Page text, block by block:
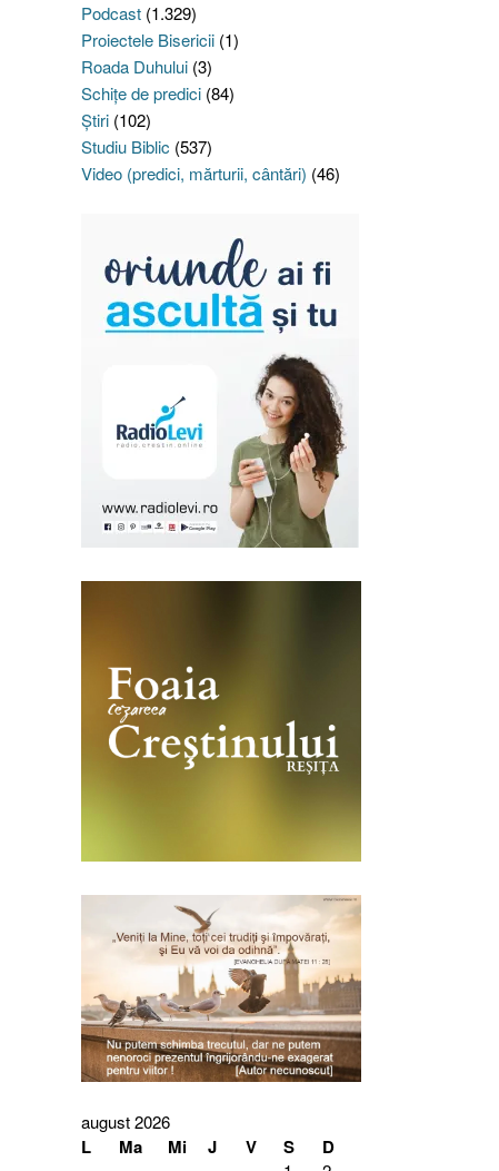
Podcast(1.329)
Proiectele Bisericii(1)
Roada Duhului(3)
Schiţe de predici(84)
Ştiri(102)
Studiu Biblic (537)
Video (predici, mărturii, cântări) (46)
august 2026
L Ma Mi J V S D